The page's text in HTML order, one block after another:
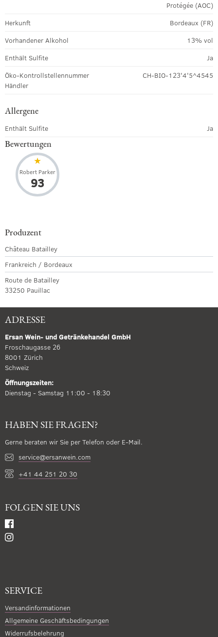
Protégée (AOC)
Herkunft
Bordeaux (FR)
Vorhandener Alkohol
13% vol
Enthält Sulfite
Ja
Öko-Kontrollstellennummer
Händler
CH-BIO-123'4'5^4545
Allergene
Enthält Sulfite Ja
Bewertungen
Robert Parker
93
Produzent
Château Batailley
Frankreich / Bordeaux
Route de Batailley
33250 Pauillac
ADRESSE
Ersan Wein- und Getränkehandel GmbH
Froschaugasse 26
8001 Zürich
Schweiz
Öffnungszeiten:
Dienstag - Samstag 11:00 - 18:30
HABEN SIE FRAGEN?
Gerne beraten wir Sie per Telefon oder E-Mail.
service@ersanwein.com
+41 44 251 20 30
FOLGEN SIE UNS
SERVICE
Versandinformationen
Allgemeine Geschäftsbedingungen
Widerrufsbelehrung